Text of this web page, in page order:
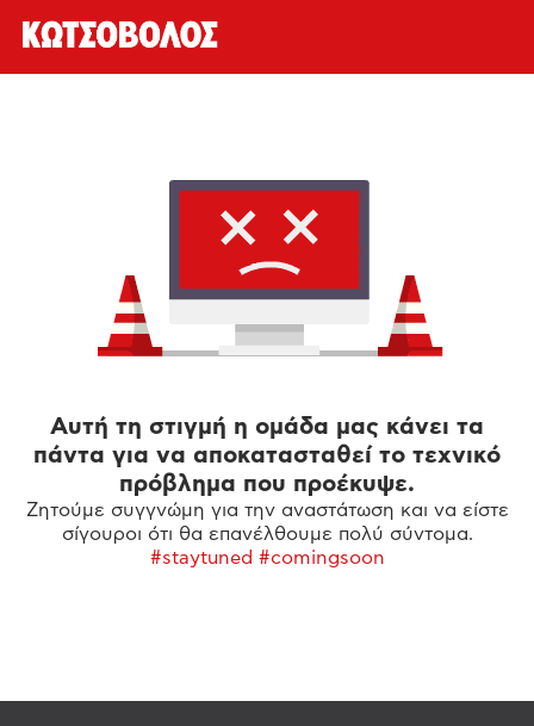
Αυτή τη στιγμή η ομάδα μας κάνει τα
πάντα για να αποκατασταθεί το τεχνικό
πρόβλημα που προέκυψε.
Ζητούμε συγγνώμη για την αναστάτωση και να είστε
σίγουροι ότι θα επανέλθουμε πολύ σύντομα.
#staytuned #comingsoon